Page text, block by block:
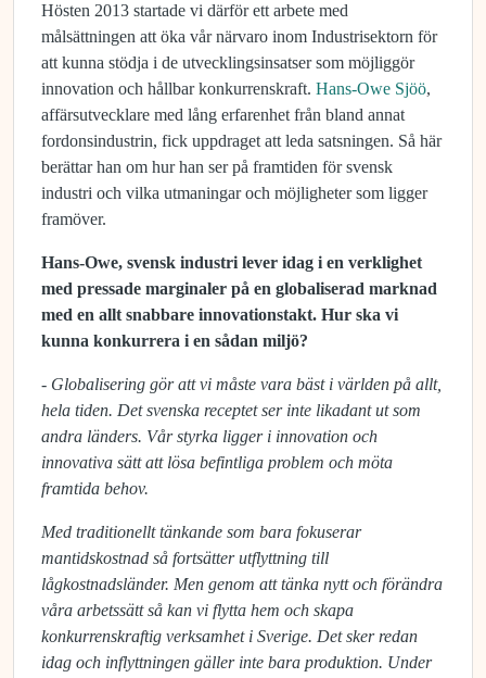
Hösten 2013 startade vi därför ett arbete med
målsättningen att öka vår närvaro inom Industrisektorn för
att kunna stödja i de utvecklingsinsatser som möjliggör
innovation och hållbar konkurrenskraft. Hans-Owe Sjöö,
affärsutvecklare med lång erfarenhet från bland annat
fordonsindustrin, fick uppdraget att leda satsningen. Så här
berättar han om hur han ser på framtiden för svensk
industri och vilka utmaningar och möjligheter som ligger
framöver.
Hans-Owe, svensk industri lever idag i en verklighet
med pressade marginaler på en globaliserad marknad
med en allt snabbare innovationstakt. Hur ska vi
kunna konkurrera i en sådan miljö?
- Globalisering gör att vi måste vara bäst i världen på allt,
hela tiden. Det svenska receptet ser inte likadant ut som
andra länders. Vår styrka ligger i innovation och
innovativa sätt att lösa befintliga problem och möta
framtida behov.
Med traditionellt tänkande som bara fokuserar
mantidskostnad så fortsätter utflyttning till
lågkostnadsländer. Men genom att tänka nytt och förändra
våra arbetssätt så kan vi flytta hem och skapa
konkurrenskraftig verksamhet i Sverige. Det sker redan
idag och inflyttningen gäller inte bara produktion. Under